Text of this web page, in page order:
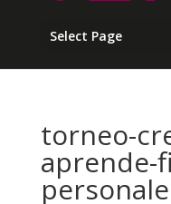
Select Page
torneo-
aprende-